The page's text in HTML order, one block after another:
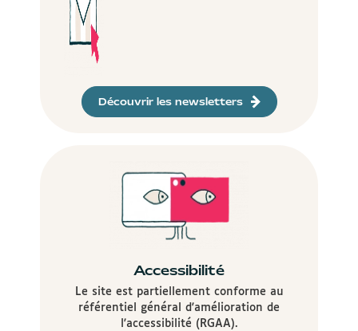
Découvrir les newsletters
Accessibilité
Le site est partiellement conforme au
référentiel général d'amélioration de
l'accessibilité (RGAA).